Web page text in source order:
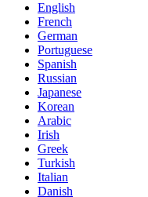
English
French
German
Portuguese
Spanish
Russian
Japanese
Korean
Arabic
Irish
Greek
Turkish
Italian
Danish